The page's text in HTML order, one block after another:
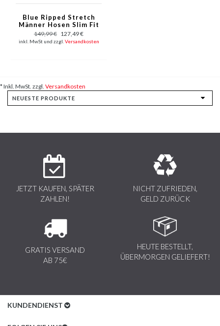
Blue Ripped Stretch
Männer Hosen Slim Fit
-1080
149,99 € 127,49 €
inkl. MwSt und zzgl. Versandkosten
* Inkl. MwSt. zzgl. Versandkosten
JETZT KAUFEN, SPÄTER
ZAHLEN!
NICHT ZUFRIEDEN,
GELD ZURÜCK
GRATIS VERSAND
AB 75€
HEUTE BESTELLT,
ÜBERMORGEN GELIEFERT!
KUNDENDIENST
Kundenservice